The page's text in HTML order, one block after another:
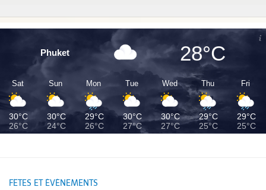
Phuket 28°C
Sat
30°C
26°C
Sun
30°C
24°C
Mon
29°C
26°C
Tue
30°C
27°C
Wed
30°C
27°C
Thu
29°C
25°C
Fri
29°C
25°C
FÊTES ET ÉVÉNEMENTS